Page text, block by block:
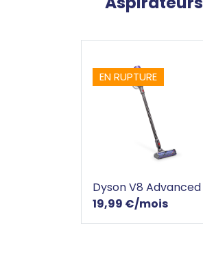
Dyson V8 Advanced
EN RUPTURE
Dyson V8 Advanced
19,99 €/mois